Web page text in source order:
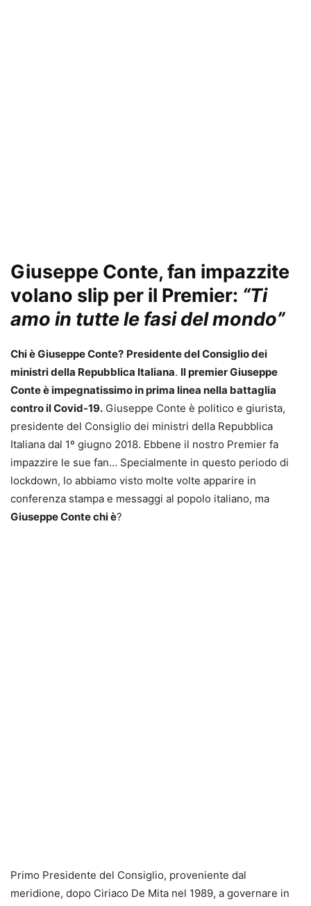
Giuseppe Conte, fan impazzite
volano slip per il Premier: “Ti
amo in tutte le fasi del mondo”
Chi è Giuseppe Conte? Presidente del Consiglio dei
ministri della Repubblica Italiana. Il premier Giuseppe
Conte è impegnatissimo in prima linea nella battaglia
contro il Covid-19. Giuseppe Conte è politico e giurista,
presidente del Consiglio dei ministri della Repubblica
Italiana dal 1º giugno 2018. Ebbene il nostro Premier fa
impazzire le sue fan… Specialmente in questo periodo di
lockdown, lo abbiamo visto molte volte apparire in
conferenza stampa e messaggi al popolo italiano, ma
Giuseppe Conte chi è?
Primo Presidente del Consiglio, proveniente dal
meridione, dopo Ciriaco De Mita nel 1989, a governare in